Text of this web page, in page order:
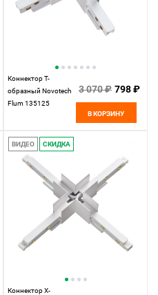
Коннектор T-
образный Novotech
Flum 135125
3 070 ₽ 798 ₽
В КОРЗИНУ
ВИДЕО СКИДКА
Коннектор X-